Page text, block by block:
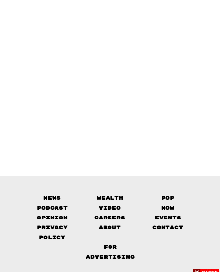
News Wealth
Pop
Podcast
Video
Now
Opinion
Careers
Events
Privacy
Policy
About Contact
FOR
ADVERTISING